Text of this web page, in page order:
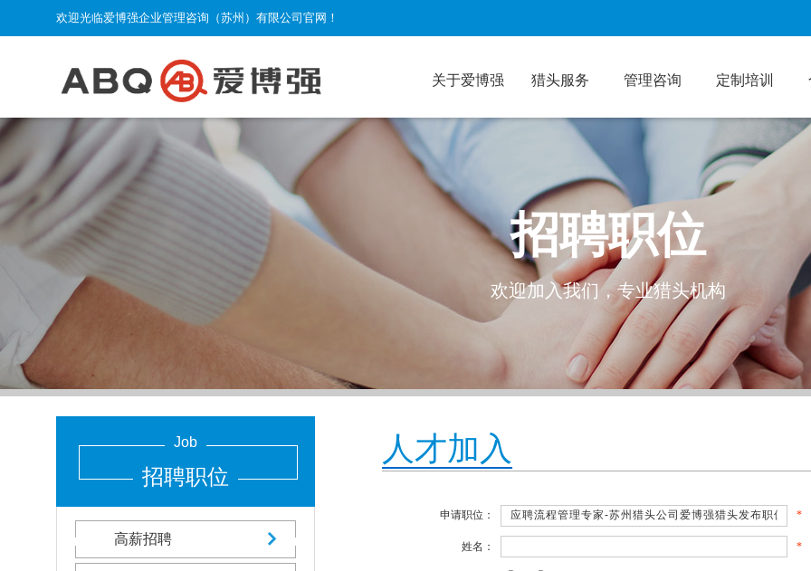
欢迎光临爱博强企业管理咨询（苏州）有限公司官网！
关于爱博强 猎头服务 管理咨询 定制培训
招聘职位
欢迎加入我们，专业猎头机构
Job
招聘职位
高薪招聘
人才加入
申请职位： *
姓名： *